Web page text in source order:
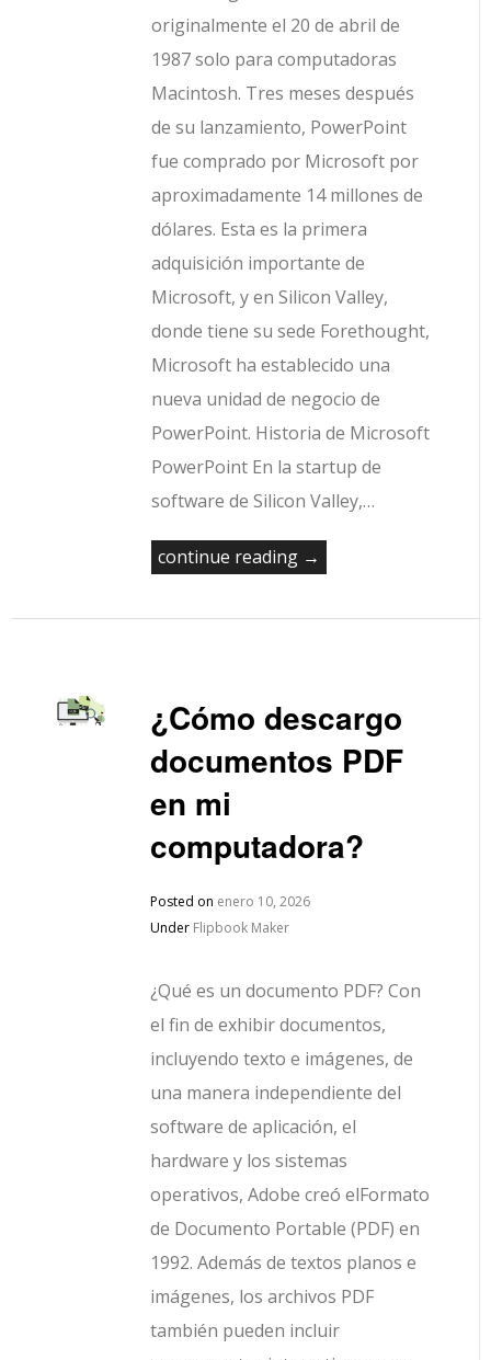
originalmente el 20 de abril de
1987 solo para computadoras
Macintosh. Tres meses después
de su lanzamiento, PowerPoint
fue comprado por Microsoft por
aproximadamente 14 millones de
dólares. Esta es la primera
adquisición importante de
Microsoft, y en Silicon Valley,
donde tiene su sede Forethought,
Microsoft ha establecido una
nueva unidad de negocio de
PowerPoint. Historia de Microsoft
PowerPoint En la startup de
software de Silicon Valley,…
continue reading →
¿Cómo descargo
documentos PDF
en mi
computadora?
Posted on enero 10, 2026
Under Flipbook Maker
¿Qué es un documento PDF? Con
el fin de exhibir documentos,
incluyendo texto e imágenes, de
una manera independiente del
software de aplicación, el
hardware y los sistemas
operativos, Adobe creó elFormato
de Documento Portable (PDF) en
1992. Además de textos planos e
imágenes, los archivos PDF
también pueden incluir